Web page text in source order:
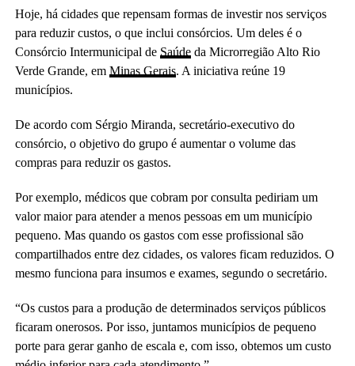
Hoje, há cidades que repensam formas de investir nos serviços
para reduzir custos, o que inclui consórcios. Um deles é o
Consórcio Intermunicipal de Saúdeda Microrregião Alto Rio
Verde Grande, em Minas Gerais. A iniciativa reúne 19
municípios.
De acordo com Sérgio Miranda, secretário-executivo do
consórcio, o objetivo do grupo é aumentar o volume das
compras para reduzir os gastos.
Por exemplo, médicos que cobram por consulta pediriam um
valor maior para atender a menos pessoas em um município
pequeno. Mas quando os gastos com esse profissional são
compartilhados entre dez cidades, os valores ficam reduzidos. O
mesmo funciona para insumos e exames, segundo o secretário.
“Os custos para a produção de determinados serviços públicos
ficaram onerosos. Por isso, juntamos municípios de pequeno
porte para gerar ganho de escala e, com isso, obtemos um custo